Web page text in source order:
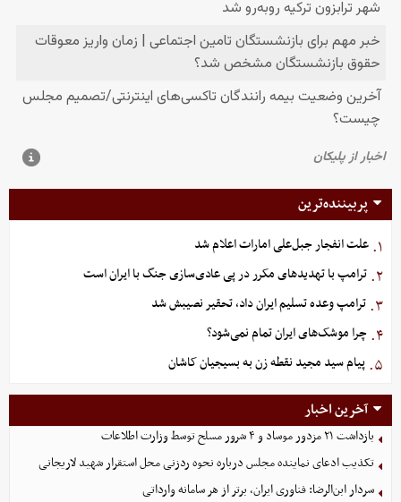
پربیننده‌ترین
۱. علت انفجار جبل‌علی امارات اعلام شد
۲. ترامپ با تهدیدهای مکرر در پی عادی‌سازی جنگ با ایران است
۳. ترامپ وعده تسلیم ایران داد، تحقیر نصیبش شد
۴. چرا موشک‌های ایران تمام نمی‌شود؟
۵. پیام سید مجید نقطه زن به بسیجیان کاشان
آخرین اخبار
بازداشت ۲۱ مزدور موساد و ۴ شرور مسلح توسط وزارت اطلاعات
تکذیب ادعای نماینده مجلس درباره نحوه ردزنی محل استقرار شهید لاریجانی
سردار ابن‌الرضا: فناوری ایران، برتر از هر سامانه وارداتی